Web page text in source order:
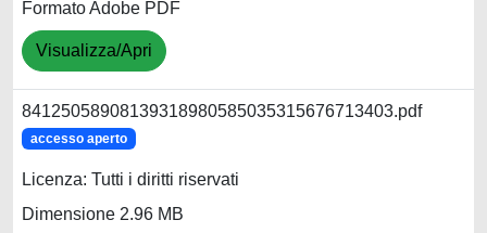
Formato Adobe PDF
Visualizza/Apri
84125058908139318980585035315676713403.pdf
accesso aperto
Licenza: Tutti i diritti riservati
Dimensione 2.96 MB